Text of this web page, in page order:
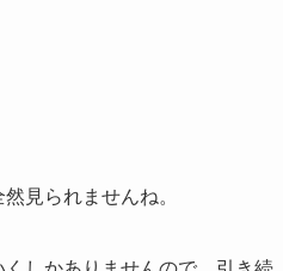
見られませんね。